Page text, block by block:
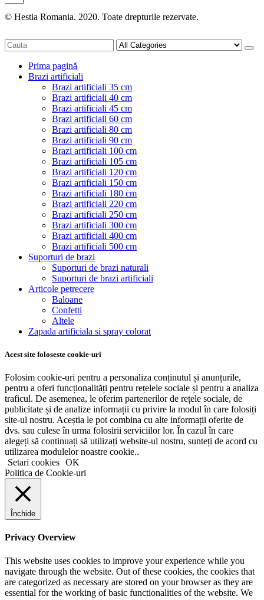
© Hestia Romania. 2020. Toate drepturile rezervate.
Prima pagină
Brazi artificiali
Brazi artificiali 35 cm
Brazi artificiali 40 cm
Brazi artificiali 45 cm
Brazi artificiali 60 cm
Brazi artificiali 80 cm
Brazi artificiali 90 cm
Brazi artificiali 100 cm
Brazi artificiali 105 cm
Brazi artificiali 120 cm
Brazi artificiali 150 cm
Brazi artificiali 180 cm
Brazi artificiali 220 cm
Brazi artificiali 250 cm
Brazi artificiali 300 cm
Brazi artificiali 400 cm
Brazi artificiali 500 cm
Suporturi de brazi
Suporturi de brazi naturali
Suporturi de brazi artificiali
Articole petrecere
Baloane
Confetti
Altele
Zapada artificiala si spray colorat
Acest site foloseste cookie-uri
Folosim cookie-uri pentru a personaliza conținutul și anunțurile,
pentru a oferi funcționalități pentru rețelele sociale și pentru a analiza
traficul. De asemenea, le oferim partenerilor de rețele sociale, de
publicitate și de analize informații cu privire la modul în care folosiți
site-ul nostru. Aceștia le pot combina cu alte informații oferite de
dvs. sau culese în urma folosirii serviciilor lor. În cazul în care
alegeți să continuați să utilizați website-ul nostru, sunteți de acord cu
utilizarea modulelor noastre cookie..
Setari cookies OK
Politica de Cookie-uri
Închide
Privacy Overview
This website uses cookies to improve your experience while you
navigate through the website. Out of these cookies, the cookies that
are categorized as necessary are stored on your browser as they are
essential for the working of basic functionalities of the website. We